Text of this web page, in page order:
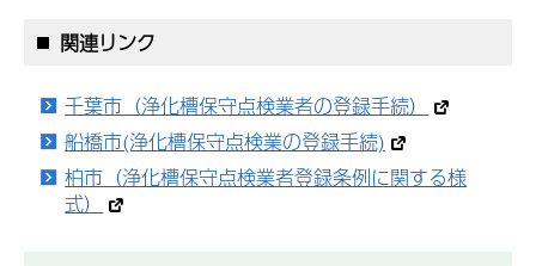
関連リンク
千葉市（浄化槽保守点検業者の登録手続）
船橋市(浄化槽保守点検業の登録手続)
柏市（浄化槽保守点検業者登録条例に関する様
式）